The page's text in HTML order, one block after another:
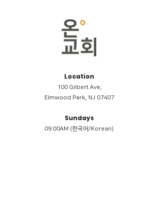
Location
100 Gilbert Ave,
Elmwood Park, NJ 07407
Sundays
09:00AM (한국어/Korean)